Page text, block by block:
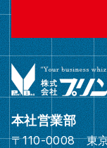
本社営業部
〒110-0008 東